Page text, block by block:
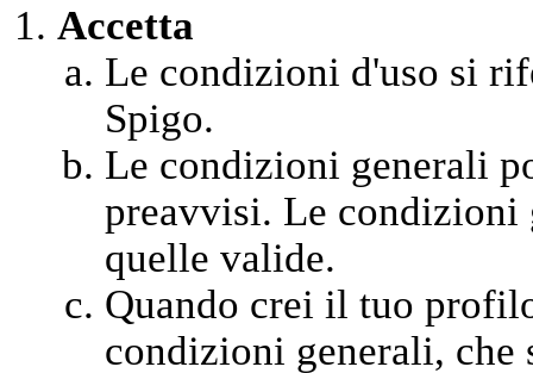
Accetta
Le condizioni d'uso si
Spigo.
Le condizioni generali
preavvisi. Le condizioni
quelle valide.
Quando crei il tuo
condizioni generali,